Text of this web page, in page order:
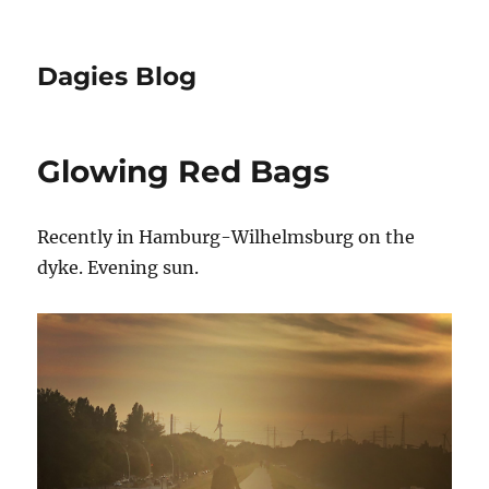
Dagies Blog
Glowing Red Bags
Recently in Hamburg-Wilhelmsburg on the
dyke. Evening sun.